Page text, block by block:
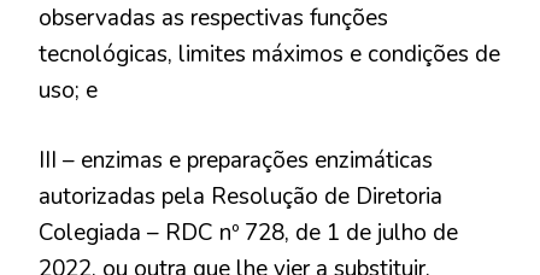
observadas as respectivas funções
tecnológicas, limites máximos e condições de
uso; e
III – enzimas e preparações enzimáticas
autorizadas pela Resolução de Diretoria
Colegiada – RDC nº 728, de 1 de julho de